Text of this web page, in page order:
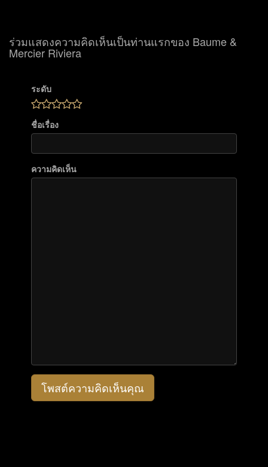
ร่วมแสดงความคิดเห็นเป็นท่านแรกของ Baume &
Mercier Riviera
ระดับ
ชื่อเรื่อง
ความคิดเห็น
โพสต์ความคิดเห็นคุณ